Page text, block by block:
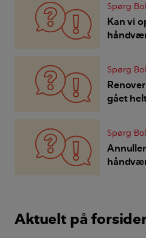
Spørg
Kan vi
Spørg
gået
Spørg
Aktuelt på